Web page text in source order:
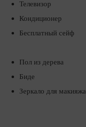
Телевизор
Кондиционер
Бесплатный сейф
Пол из дерева
Биде
Зеркало для макияжа